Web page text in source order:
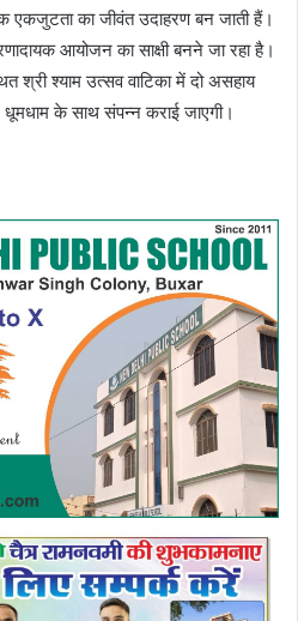
एकजुटता का जीवंत उदाहरण बन जाती हैं।
आयोजन का साक्षी बनने जा रहा है।
श्याम उत्सव वाटिका में दो असहाय
के साथ संपन्न कराई जाएगी।